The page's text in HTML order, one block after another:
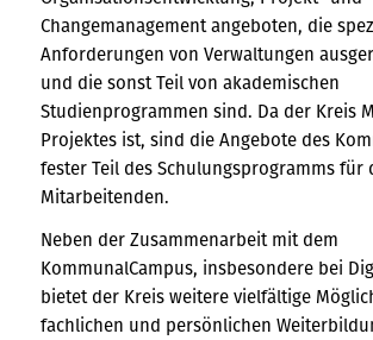
Changemanagement angeboten, die
Anforderungen von Verwaltungen
und die sonst Teil von akademischen
Studienprogrammen sind. Da der Kreis
Projektes ist, sind die Angebote des
fester Teil des Schulungsprogramms für
Mitarbeitenden.
Neben der Zusammenarbeit mit dem
KommunalCampus, insbesondere bei
bietet der Kreis weitere vielfältige
fachlichen und persönlichen